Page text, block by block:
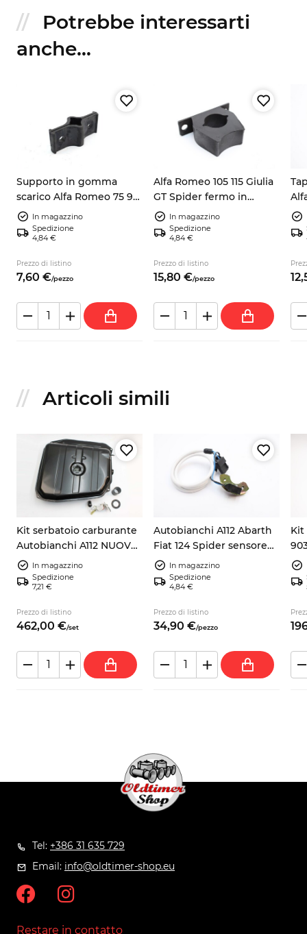
Potrebbe interessarti
anche...
Supporto in gomma
scarico Alfa Romeo 75 90
Alfetta Giulietta 60521407
In magazzino
Spedizione
4,84 €
Prezzo di listino
7,60 €/pezzo
Alfa Romeo 105 115 Giulia
GT Spider fermo in
gomma assale posteriore
105412505001
In magazzino
Spedizione
4,84 €
Prezzo di listino
15,80 €/pezzo 12,
Articoli simili
Kit serbatoio carburante
Autobianchi A112 NUOVO
+ galleggiante +
guarnizione + tubo
In magazzino
Spedizione
7,21 €
Prezzo di listino
462,00 €/set
Autobianchi A112 Abarth
Fiat 124 Spider sensore
pick up accensione
9937730
In magazzino
Spedizione
4,84 €
Prezzo di listino
34,90 €/pezzo
Kit
Tel: +386 31 635 729
Email: info@oldtimer-shop.eu
Restare in contatto